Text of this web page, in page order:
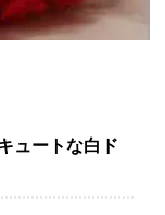
ュートな白ド